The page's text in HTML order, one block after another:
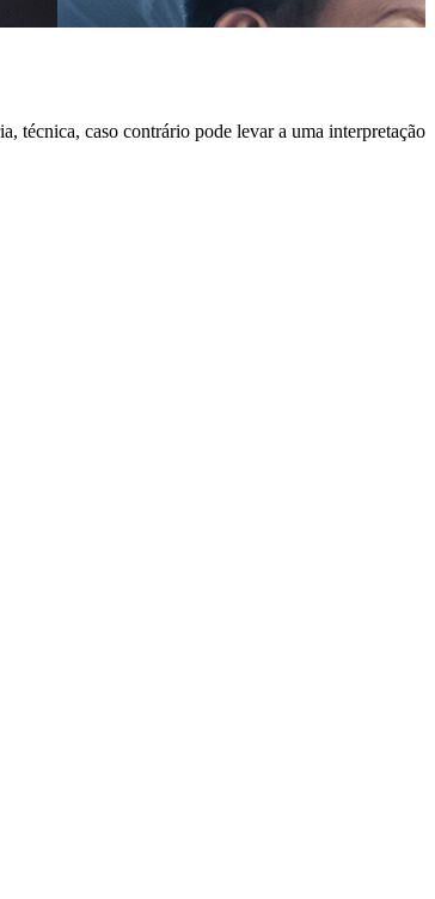
técnica, caso contrário pode levar a uma interpretação